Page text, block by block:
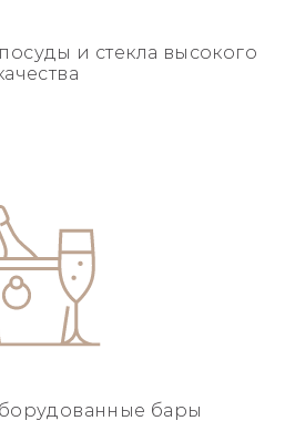
и стекла высокого
бары